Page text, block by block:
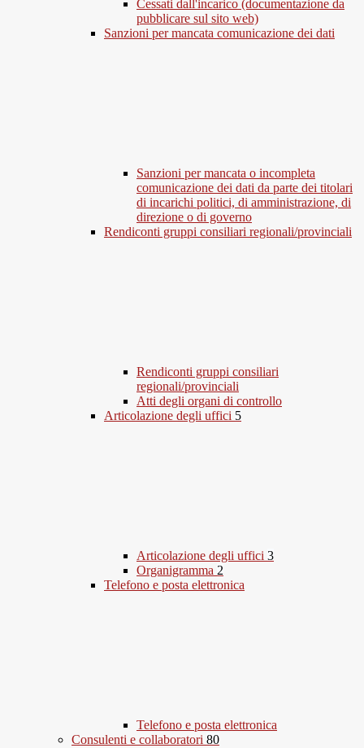
Cessati dall'incarico (documentazione da
pubblicare sul sito web)
Sanzioni per mancata comunicazione dei dati
Sanzioni per mancata o incompleta
comunicazione dei dati da parte dei titolari
di incarichi politici, di amministrazione, di
direzione o di governo
Rendiconti gruppi consiliari regionali/provinciali
Rendiconti gruppi consiliari
regionali/provinciali
Atti degli organi di controllo
Articolazione degli uffici 5
Articolazione degli uffici 3
Organigramma 2
Telefono e posta elettronica
Telefono e posta elettronica
Consulenti e collaboratori 80